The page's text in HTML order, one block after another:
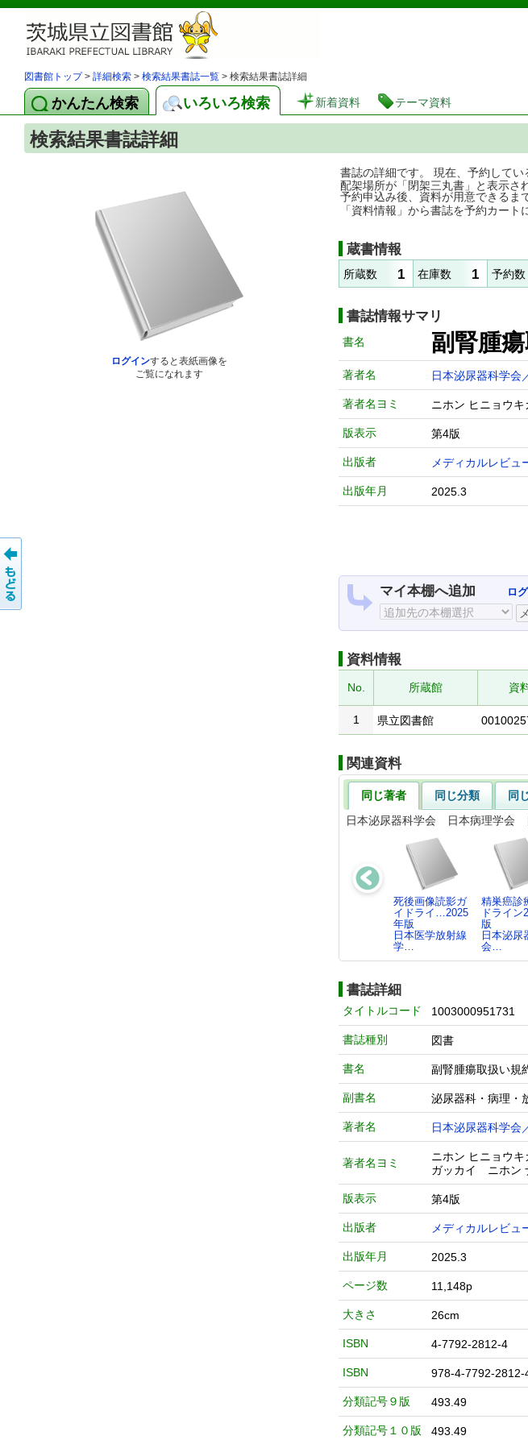
茨城県立図書館 蔵書検索
図書館トップ> 詳細検索 > 検索結果書誌一覧 > 検索結果書誌詳細
かんたん検索 いろいろ検索 新着資料 テーマ資料
検索結果書誌詳細
ログインすると表紙画像を
ご覧になれます
書誌の詳細です。 現在、予約してい
配架場所が「閉架三丸書」と表示さ
予約申込み後、資料が用意できるま
「資料情報」から書誌を予約カート
蔵書情報
所蔵数 1 在庫数 1 予約数
書誌情報サマリ
書名 副腎
著者名 日本泌尿器科学会
著者名ヨミ ニホン ヒニョウキ
版表示 第4版
出版者 メディカルレビュ
出版年月 2025.3
マイ本棚へ追加 ロ
資料情報
No. 所蔵館 資
1
県立図書館
関連資料
同じ著者 同じ分類 同
日本泌尿器科学会 日本病理学会
死後画像読影ガ
イドライ…2025
年版
日本医学放射線
学…
精巣癌診
ドライン
版
日本泌尿
会…
書誌詳細
タイトルコード 1003000951731
書誌種別 図書
書名 副腎腫瘍取扱
副書名 泌尿器科・病理・
著者名 日本泌尿器科学会
著者名ヨミ
ニホン ヒニョウ
ガッカイ ニホン
版表示 第4版
出版者 メディカルレビュ
出版年月 2025.3
ページ数 11,148p
大きさ 26cm
ISBN 4-7792-2812-4
ISBN 978-4-7792-2812-
分類記号９版 493.49
分類記号１０版 493.49